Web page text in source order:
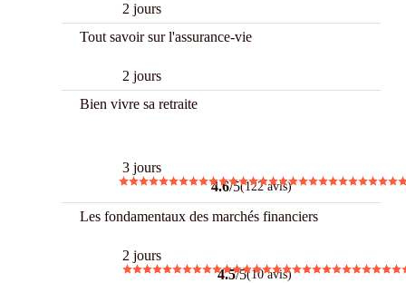
2 jours
Tout savoir sur l'assurance-vie
2 jours
Bien vivre sa retraite
3 jours
4.6/5(122 avis)
Les fondamentaux des marchés financiers
2 jours
4.5/5(10 avis)